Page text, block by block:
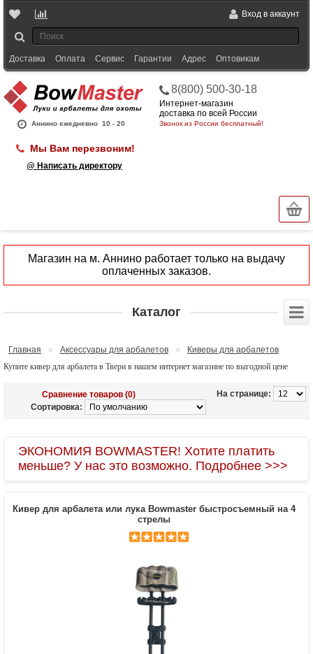
Вход в аккаунт
Доставка Оплата Сервис Гарантии Адрес Оптовикам
Аннино ежедневно 10 - 20
8(800) 500-30-18
Интернет-магазин
доставка по всей России
Звонок из России бесплатный!
Мы Вам перезвоним!
@ Написать директору
Магазин на м. Аннино работает только на выдачу
оплаченных заказов.
Каталог
Главная » Аксессуары для арбалетов »
Киверы для арбалетов
Купите кивер для арбалета в Твери в нашем интернет магазине по выгодной цене
На странице:
Сравнение товаров (0)
Сортировка:
ЭКОНОМИЯ BOWMASTER! Хотите платить
меньше? У нас это возможно. Подробнее >>>
Кивер для арбалета или лука Bowmaster быстросъемный на 4
стрелы